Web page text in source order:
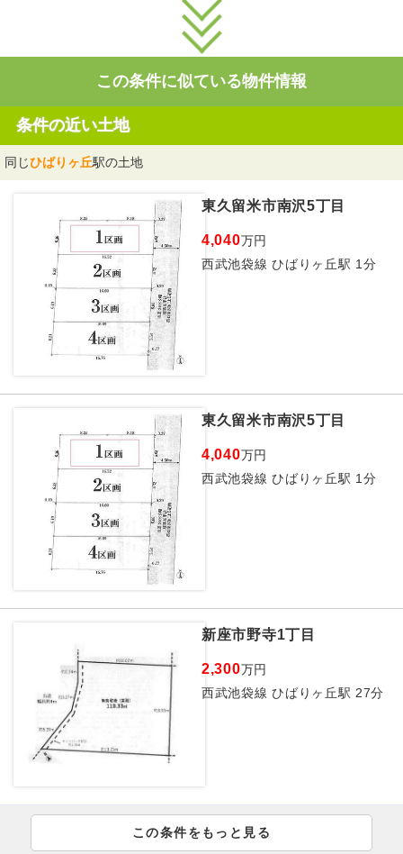
この条件に似ている物件情報
条件の近い土地
同じひばりヶ丘駅の土地
東久留米市南沢5丁目
4,040万円
西武池袋線 ひばりヶ丘駅 1分
東久留米市南沢5丁目
4,040万円
西武池袋線 ひばりヶ丘駅 1分
新座市野寺1丁目
2,300万円
西武池袋線 ひばりヶ丘駅 27分
この条件をもっと見る